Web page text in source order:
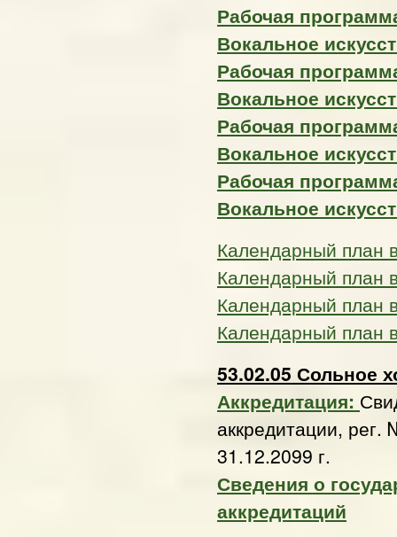
Рабочая
Вокальное
Рабочая
Вокальное
Рабочая
Вокальное
Рабочая
Вокальное
Календарный план
Календарный план
Календарный план
Календарный план
53.02.05 Сольное
Аккредитация:
аккредитации,
31.12.2099 г.
Сведения о
аккредитаций